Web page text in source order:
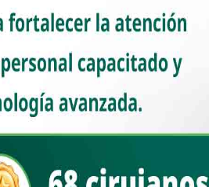
MERCADO POLÍTICO |
asoma una nueva
Nuevo Sonora junio 29, 2026
Por Javier Mercado V. Convencidos de que un
INDEPENDIENTE, representado en dos
PEDRO MORGHEN, no ha sido capaz [...] Read
ESTATAL